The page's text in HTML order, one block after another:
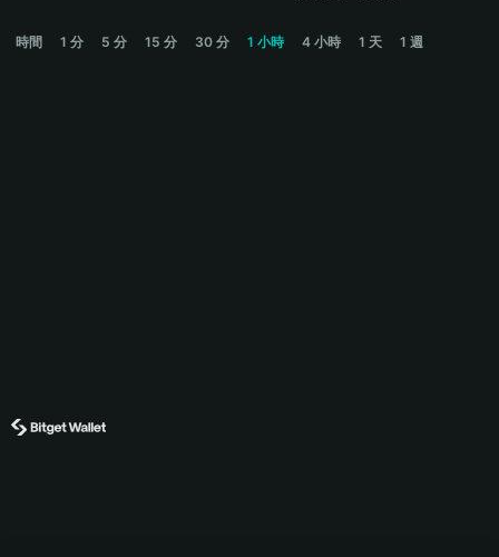
Español (Argentina)
時間 1 分 5 分 15 分 30 分 1 小時 4 小時 1 天 1 週